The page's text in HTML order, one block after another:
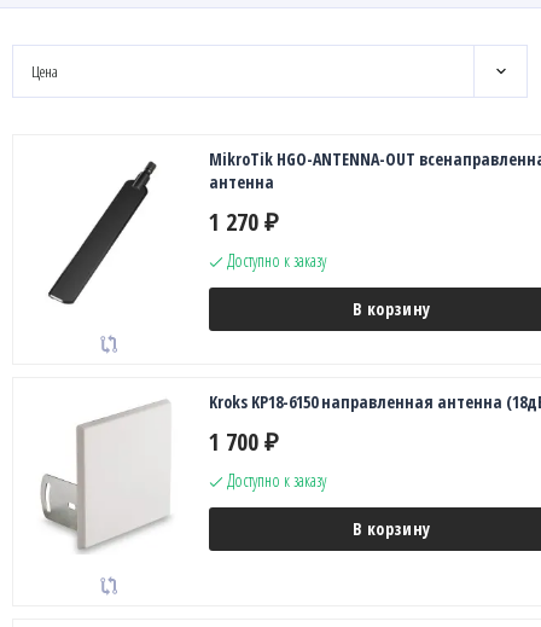
Цена
MikroTik HGO-ANTENNA-OUT
антенна
1 270 ₽
Доступно к заказу
В корзину
Kroks KP18-6150 направленная антенна
1 700 ₽
Доступно к заказу
В корзину